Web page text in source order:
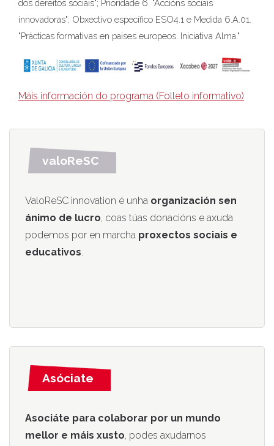
dos dereitos sociais"; Prioridade 6. "Accións sociais
innovadoras"; Obxectivo específico ESO4.1 e Medida 6.A.01.
"Prácticas formativas en paises europeos. Iniciativa Alma."
Máis información do programa (Folleto informativo)
valoReSC
ValoReSC innovation é unha organización sen
ánimo de lucro, coas túas donacións e axuda
podemos por en marcha proxectos sociais e
educativos.
Asóciate
Asociáte para colaborar por un mundo
mellor e máis xusto, podes axudarnos